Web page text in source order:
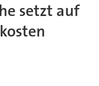
setzt auf